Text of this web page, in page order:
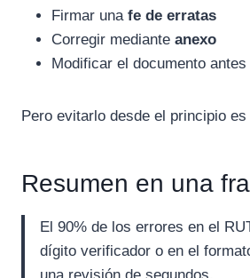
Firmar una fe de erratas
Corregir mediante anexo
Modificar el documento
Pero evitarlo desde el principio
Resumen en una
El 90% de los errores en el
dígito verificador o en el